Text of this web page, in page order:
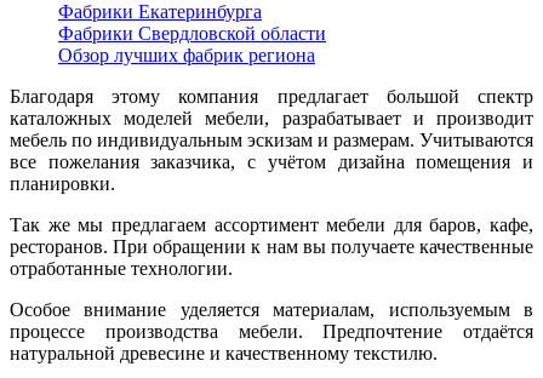
Фабрики Екатеринбурга
Фабрики Свердловской области
Обзор лучших фабрик региона
Благодаря этому компания предлагает большой спектр
каталожных моделей мебели, разрабатывает и производит
мебель по индивидуальным эскизам и размерам. Учитываются
все пожелания заказчика, с учётом дизайна помещения и
планировки.
Так же мы предлагаем ассортимент мебели для баров, кафе,
ресторанов. При обращении к нам вы получаете качественные
отработанные технологии.
Особое внимание уделяется материалам, используемым в
процессе производства мебели. Предпочтение отдаётся
натуральной древесине и качественному текстилю.